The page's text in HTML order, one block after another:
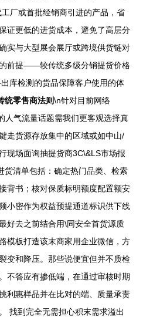
厂或首批经销商引进的产品，省
证更低的进货成本，避免了高层分
实与大型展会展厅或跨境供货链对
前提——较传统多级分销提货价格
库检测的货品保障客户使用的体
统零售商法则\n针对目前网络
人气流量话题需我们更客观选择真
走货源存放集中的区域或如中山/
现场面询抽提货商3C\&LS市场报
货清单包括：确定热门品类、检索
背书；核对保质标明额度配置额安
小密作为权益预提通道标识供下线
好去之前结合用\同安全首货源质
模板打造该末商家用企业微信，方
变和降压。那些说便宜但并不质检
不答应有掺低端，在通过审核时期
利惠样品并在比对的端、质量承责
找到完全无需担心积末需求溢出